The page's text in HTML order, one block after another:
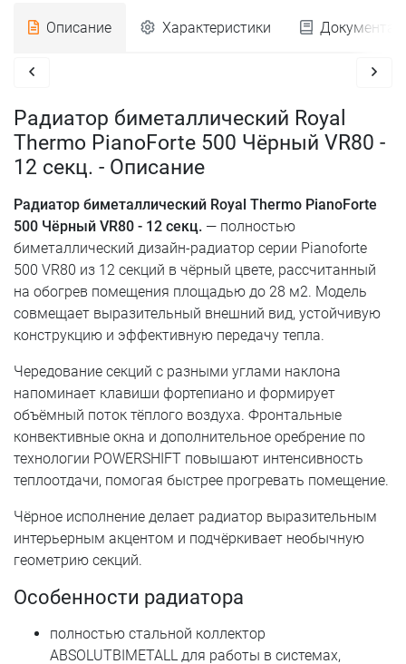
Описание Характеристики
Радиатор биметаллический Royal
Thermo PianoForte 500 Чёрный VR80 -
12 секц. - Описание
Радиатор биметаллический Royal Thermo PianoForte
500 Чёрный VR80 - 12 секц. — полностью
биметаллический дизайн-радиатор серии Pianoforte
500 VR80 из 12 секций в чёрный цвете, рассчитанный
на обогрев помещения площадью до 28 м2. Модель
совмещает выразительный внешний вид, устойчивую
конструкцию и эффективную передачу тепла.
Чередование секций с разными углами наклона
напоминает клавиши фортепиано и формирует
объёмный поток тёплого воздуха. Фронтальные
конвективные окна и дополнительное оребрение по
технологии POWERSHIFT повышают интенсивность
теплоотдачи, помогая быстрее прогревать помещение.
Чёрное исполнение делает радиатор выразительным
интерьерным акцентом и подчёркивает необычную
геометрию секций.
Особенности радиатора
полностью стальной коллектор
ABSOLUTBIMETALL для работы в системах,